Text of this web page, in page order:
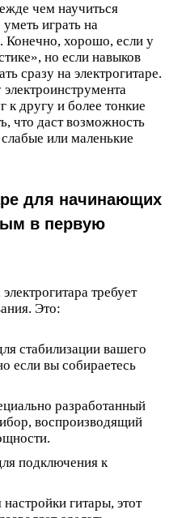
чем научиться
играть на
Конечно, хорошо, если у
но если навыков
сразу на электрогитаре.
к другу и более тонкие
что даст возможность
или маленькие
для начинающих
в первую
требует
Это:
стабилизации вашего
если вы собираетесь
разработанный
воспроизводящий
подключения к
гитары, этот